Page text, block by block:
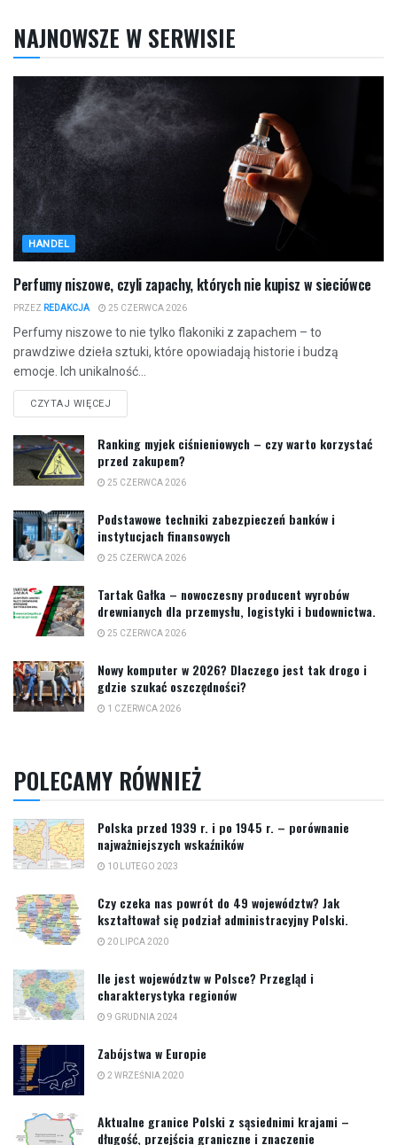
NAJNOWSZE W SERWISIE
HANDEL
Perfumy niszowe, czyli zapachy, których nie kupisz w sieciówce
PRZEZ REDAKCJA 25 CZERWCA 2026
Perfumy niszowe to nie tylko flakoniki z zapachem – to
prawdziwe dzieła sztuki, które opowiadają historie i budzą
emocje. Ich unikalność...
CZYTAJ WIĘCEJ
Ranking myjek ciśnieniowych – czy warto korzystać
przed zakupem?
25 CZERWCA 2026
Podstawowe techniki zabezpieczeń banków i
instytucjach finansowych
25 CZERWCA 2026
Tartak Gałka – nowoczesny producent wyrobów
drewnianych dla przemysłu, logistyki i budownictwa.
25 CZERWCA 2026
Nowy komputer w 2026? Dlaczego jest tak drogo i
gdzie szukać oszczędności?
1 CZERWCA 2026
POLECAMY RÓWNIEŻ
Polska przed 1939 r. i po 1945 r. – porównanie
najważniejszych wskaźników
10 LUTEGO 2023
Czy czeka nas powrót do 49 województw? Jak
kształtował się podział administracyjny Polski.
20 LIPCA 2020
Ile jest województw w Polsce? Przegląd i
charakterystyka regionów
9 GRUDNIA 2024
Zabójstwa w Europie
2 WRZEŚNIA 2020
Aktualne granice Polski z sąsiednimi krajami –
długość, przejścia graniczne i znaczenie